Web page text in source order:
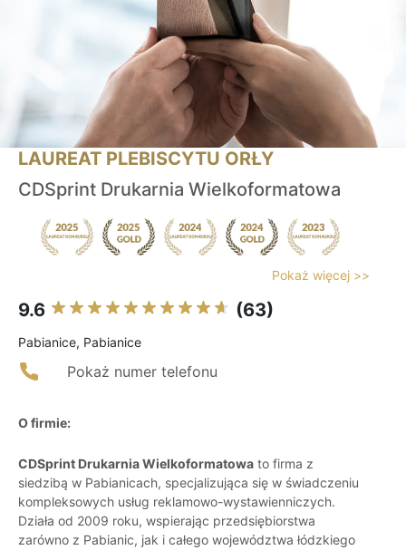
LAUREAT PLEBISCYTU ORŁY
CDSprint Drukarnia Wielkoformatowa
Pokaż więcej >>
9.6 (63)
Pabianice, Pabianice
Pokaż numer telefonu
O firmie:
CDSprint Drukarnia Wielkoformatowa to firma z
siedzibą w Pabianicach, specjalizująca się w świadczeniu
kompleksowych usług reklamowo-wystawienniczych.
Działa od 2009 roku, wspierając przedsiębiorstwa
zarówno z Pabianic, jak i całego województwa łódzkiego